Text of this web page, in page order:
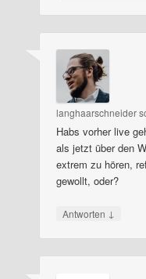
langhaarschneider
Habs vorher live
als jetzt über den
extrem zu hören,
gewollt, oder?
Antworten ↓